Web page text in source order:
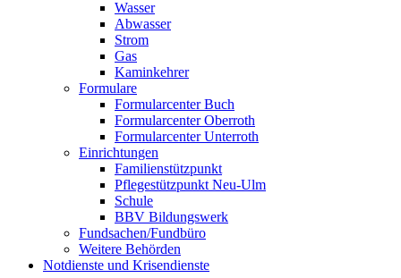
Wasser
Abwasser
Strom
Gas
Kaminkehrer
Formulare
Formularcenter Buch
Formularcenter Oberroth
Formularcenter Unterroth
Einrichtungen
Familienstützpunkt
Pflegestützpunkt Neu-Ulm
Schule
BBV Bildungswerk
Fundsachen/Fundbüro
Weitere Behörden
Notdienste und Krisendienste